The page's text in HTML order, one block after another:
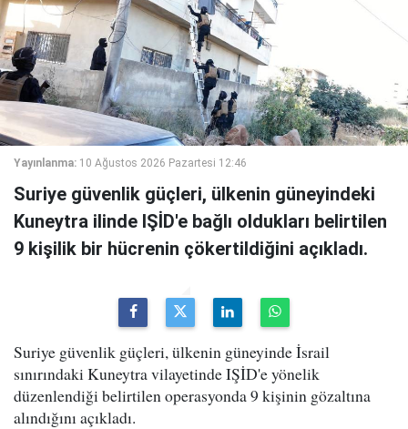
Yayınlanma: 10 Ağustos 2026 Pazartesi 12:46
Suriye güvenlik güçleri, ülkenin güneyindeki
Kuneytra ilinde IŞİD'e bağlı oldukları belirtilen
9 kişilik bir hücrenin çökertildiğini açıkladı.
Suriye güvenlik güçleri, ülkenin güneyinde İsrail
sınırındaki Kuneytra vilayetinde IŞİD'e yönelik
düzenlendiği belirtilen operasyonda 9 kişinin gözaltına
alındığını açıkladı.